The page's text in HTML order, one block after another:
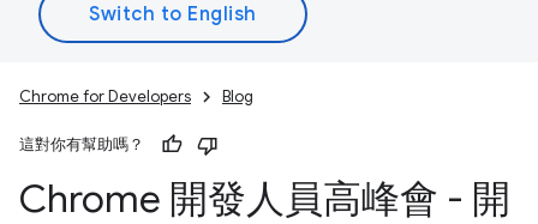
Chrome for Developers Blog
這對你有幫助嗎？
Chrome 開發人員高峰會 - 開